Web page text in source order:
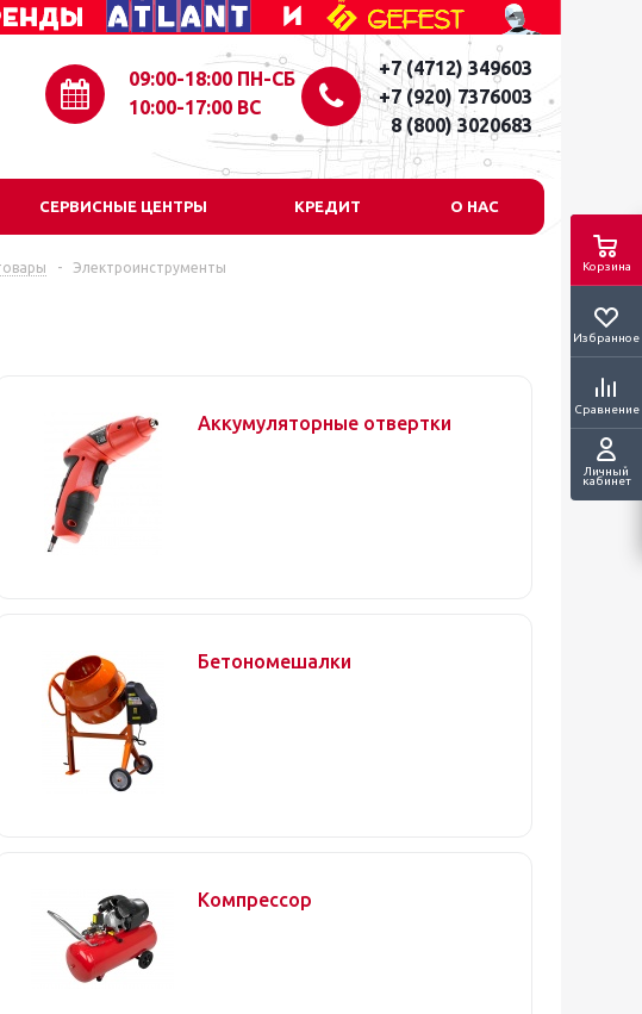
09:00-18:00 ПН-СБ
10:00-17:00 ВС
Корзина
Избранное
Сравнение
Личный
кабинет
+7 (4712) 349603
+7 (920) 7376003
8 (800) 3020683
СЕРВИСНЫЕ ЦЕНТРЫ КРЕДИТ О НАС
- Электроинструменты
Аккумуляторные отвертки
Бетономешалки
Компрессор